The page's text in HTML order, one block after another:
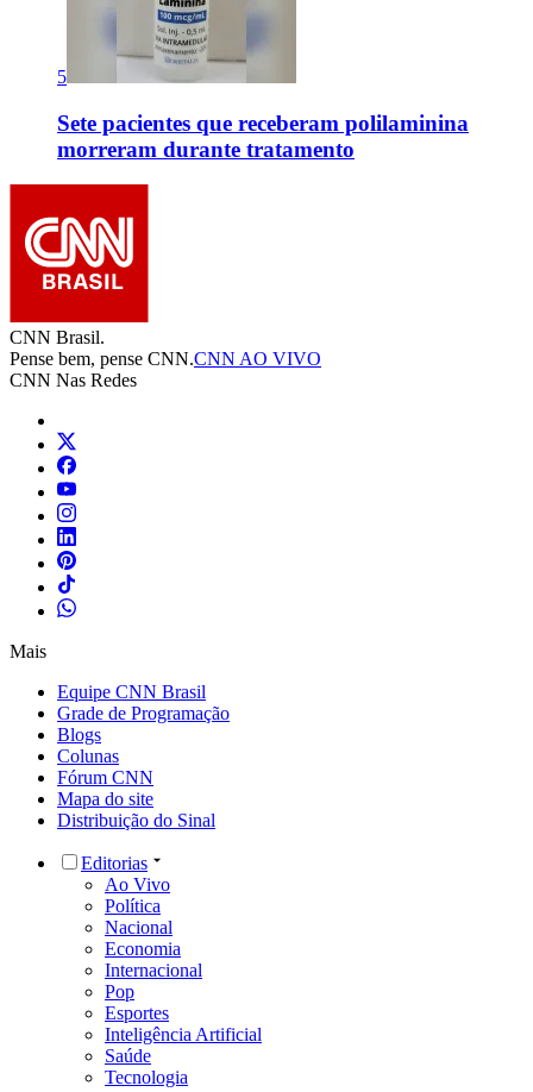
5
Sete pacientes que receberam polilaminina
morreram durante tratamento
CNN Brasil.
Pense bem, pense CNN.CNN AO VIVO
CNN Nas Redes
Mais
Equipe CNN Brasil
Grade de Programação
Blogs
Colunas
Fórum CNN
Mapa do site
Distribuição do Sinal
Editorias
Ao Vivo
Política
Nacional
Economia
Internacional
Pop
Esportes
Inteligência Artificial
Saúde
Tecnologia